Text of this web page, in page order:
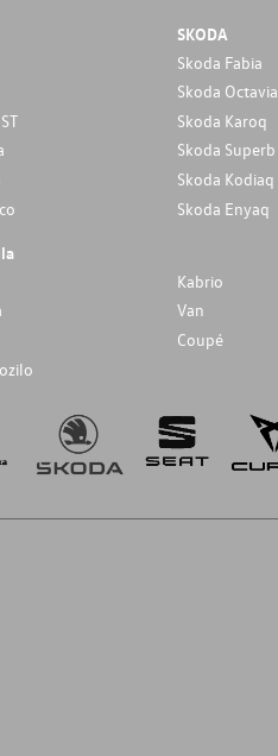
SKODA
Skoda Fabia
Skoda Octavia
Skoda Karoq
Skoda Superb
Skoda Kodiaq
Skoda Enyaq
Kabrio
Van
Coupé